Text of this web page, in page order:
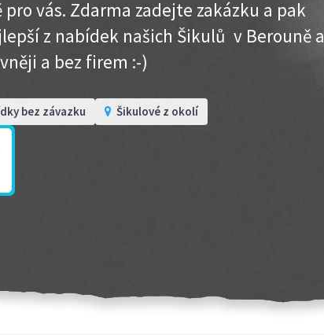
vás. Zdarma zadejte zakázku a pak
z nabídek našich Šikulů v Berouně a
a bez firem :-)
bez závazku Šikulové z okolí